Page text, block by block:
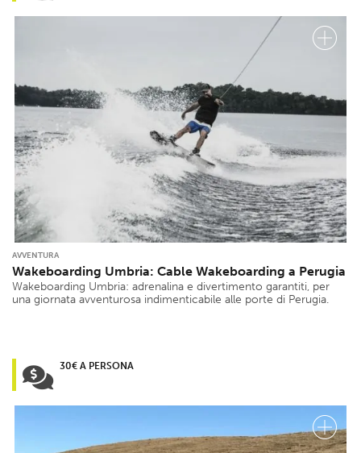
AVVENTURA
Wakeboarding Umbria: Cable Wakeboarding a Perugia
Wakeboarding Umbria: adrenalina e divertimento garantiti, per
una giornata avventurosa indimenticabile alle porte di Perugia.
30€ A PERSONA